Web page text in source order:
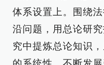
体系设置上。围绕
沿问题，用总论研
究中提炼总论知识